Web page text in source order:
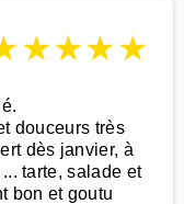
★★★★
douceurs très
dès janvier, à
tarte, salade et
bon et goutu